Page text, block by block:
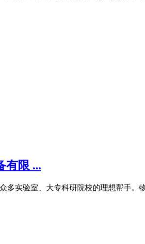
有限 ...
实验室、大专科研院校的理想帮手。